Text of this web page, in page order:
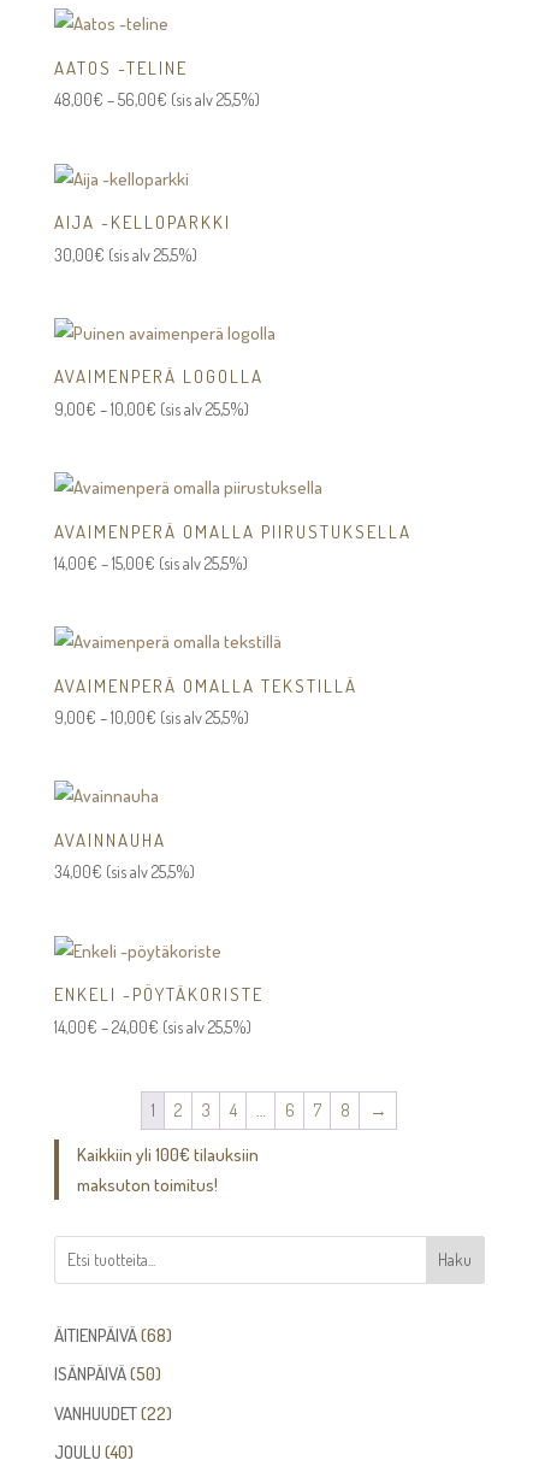
AATOS -TELINE
48,00€ –56,00€Hintaluokka:
56,00€
(sis alv 25,5%)
AIJA -KELLOPARKKI
30,00€ (sis alv 25,5%)
AVAIMENPERÄ LOGOLLA
9,00€ –10,00€Hintaluokka:
10,00€
(sis alv 25,5%)
AVAIMENPERÄ OMALLA PIIRUSTUKSELLA
14,00€ –15,00€Hintaluokka:
15,00€
(sis alv 25,5%)
AVAIMENPERÄ OMALLA TEKSTILLÄ
9,00€ –10,00€Hintaluokka:
10,00€
(sis alv 25,5%)
AVAINNAUHA
34,00€ (sis alv 25,5%)
ENKELI -PÖYTÄKORISTE
14,00€ –24,00€Hintaluokka:
24,00€
(sis alv 25,5%)
1 2 3 4 … 6 7 8
→
Kaikkiin yli 100€ tilauksiin
maksuton toimitus!
Haku
ÄITIENPÄIVÄ 6868
ISÄNPÄIVÄ 5050
tuotetta
VANHUUDET 2222
JOULU 4040